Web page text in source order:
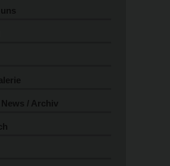
/ Archiv